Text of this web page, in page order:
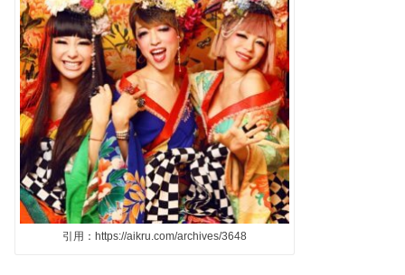
引用：https://aikru.com/archives/3648